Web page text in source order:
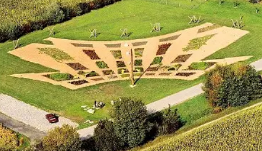
Bürgerservice
Standesamt
Die Schachblume
Freizeitzentrum
Wirtschaft
Bildung & Kultur
Gesundheit
Kundmachungen